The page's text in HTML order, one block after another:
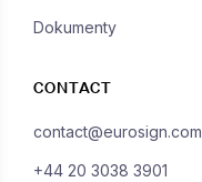
Dokumenty
CONTACT
contact@eurosign.com
+44 20 3038 3901